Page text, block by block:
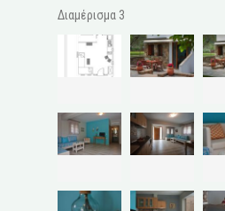
Διαμέρισμα 3